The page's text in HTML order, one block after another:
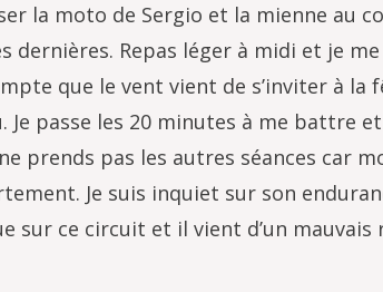
la moto de Sergio et la mienne au
dernières. Repas léger à midi et je me
que le vent vient de s’inviter à la
Je passe les 20 minutes à me battre
prends pas les autres séances car
Je suis inquiet sur son
sur ce circuit et il vient d’un mauvais